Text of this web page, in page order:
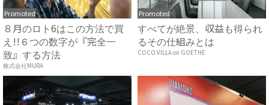
Promoted
８月のロト6はこの方法で買
え!!６つの数字が『完全一
致』する方法
株式会社MURA
Promoted
すべてが絶景、収益も得られ
るその仕組みとは
COCO VILLA on GOETHE